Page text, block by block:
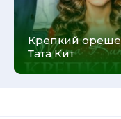
Крепкий
Тата Кит